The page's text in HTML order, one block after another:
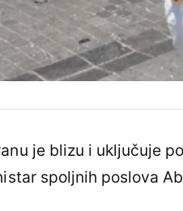
je blizu i uključuje
spoljnih poslova